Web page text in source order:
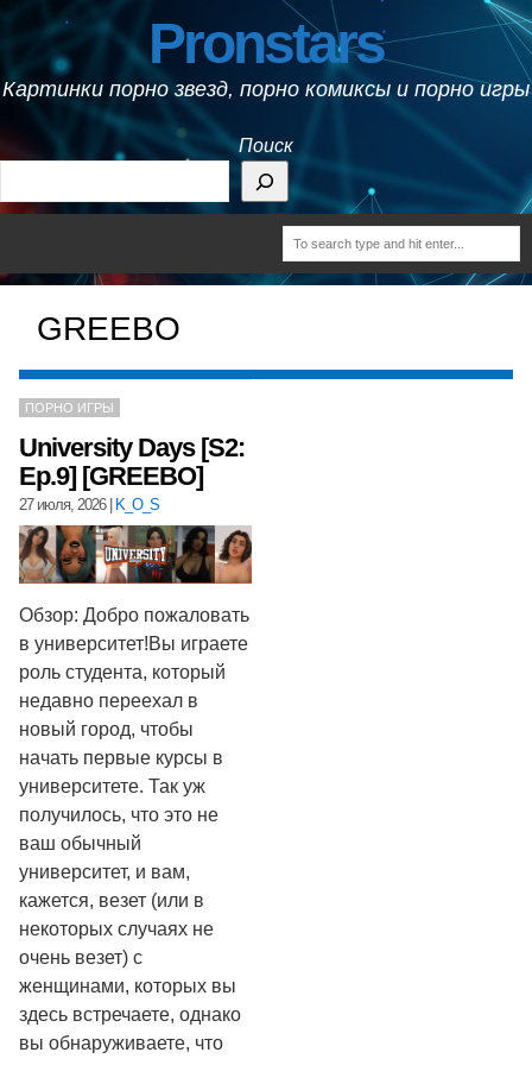
Pronstars
Картинки порно звезд, порно комиксы и порно игры
Поиск
GREEBO
ПОРНО ИГРЫ
University Days [S2:
Ep.9] [GREEBO]
27 июля, 2026| K_O_S
Обзор: Добро пожаловать
в университет!Вы играете
роль студента, который
недавно переехал в
новый город, чтобы
начать первые курсы в
университете. Так уж
получилось, что это не
ваш обычный
университет, и вам,
кажется, везет (или в
некоторых случаях не
очень везет) с
женщинами, которых вы
здесь встречаете, однако
вы обнаруживаете, что